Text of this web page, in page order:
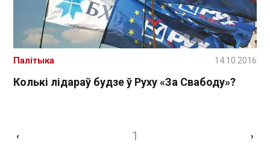
Колькі лідараў будзе ў Руху «За Свабоду»?
Палітыка 14.10.2016
‹ 1 ›